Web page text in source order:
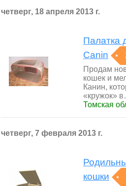
четверг, 18 апреля 2013 г.
Палатка
Canin
Продам
кошек и
Канин,
«кружок»
Томская
четверг, 7 февраля 2013 г.
кошки